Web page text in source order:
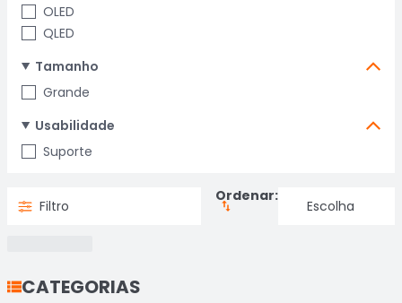
OLED
QLED
Tamanho
Grande
Usabilidade
Suporte
Filtro
Ordenar:
CATEGORIAS